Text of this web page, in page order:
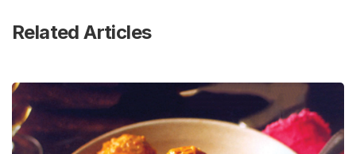
Related Articles